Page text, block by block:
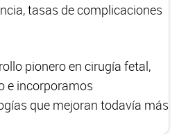
tasas de complicaciones
pionero en cirugía fetal,
e incorporamos
que mejoran todavía más